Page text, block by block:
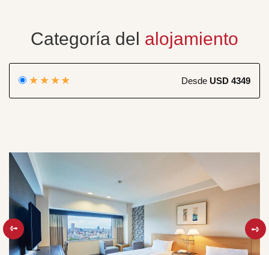
Categoría del alojamiento
★★★★ Desde USD 4349